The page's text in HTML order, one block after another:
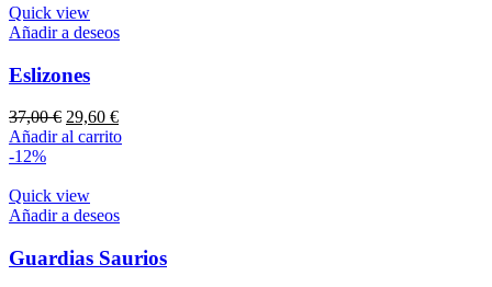
57,50 €.
Quick view
Añadir a deseos
Eslizones
37,00€ El
precio
37,00 €.
29,60 €El
precio
Añadir al carrito
-12%
Quick view
Añadir a deseos
Guardias Saurios